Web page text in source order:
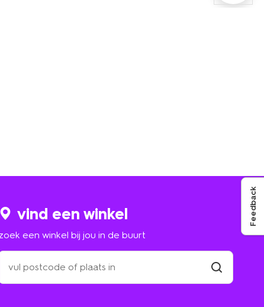
vind een winkel
een winkel bij jou in de buurt
een
Feedback